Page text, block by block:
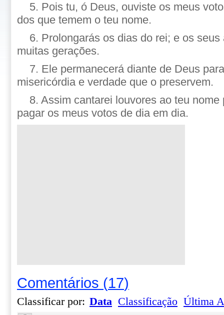
5. Pois tu, ó Deus, ouviste os meus
dos que temem o teu nome.
6. Prolongarás os dias do rei; e os
muitas gerações.
7. Ele permanecerá diante de Deus
misericórdia e verdade que o preservem.
8. Assim cantarei louvores ao teu nome
pagar os meus votos de dia em dia.
Comentários (17)
Classificar por: Data Classificação Última